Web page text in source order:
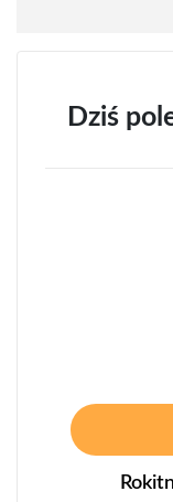
Dziś